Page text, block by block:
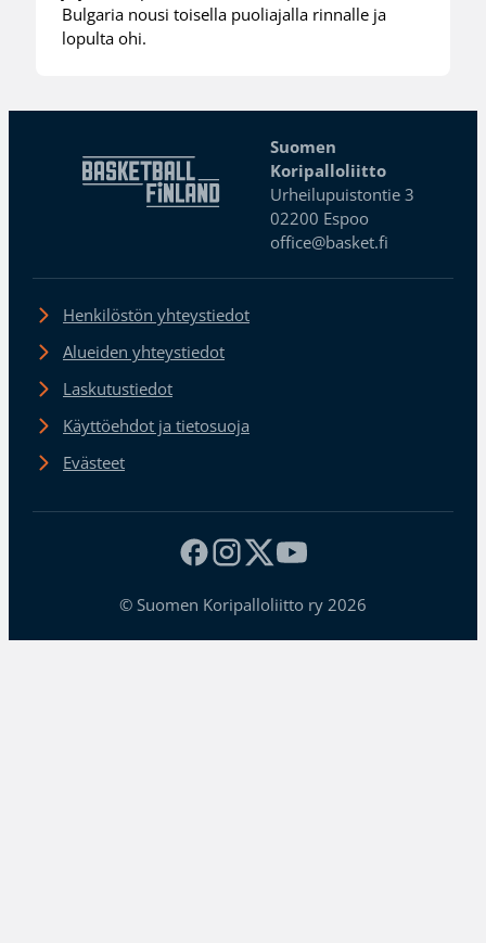
Bulgaria nousi toisella puoliajalla rinnalle ja
lopulta ohi.
Suomen
Koripalloliitto
Urheilupuistontie 3
02200 Espoo
office@basket.fi
Henkilöstön yhteystiedot
Alueiden yhteystiedot
Laskutustiedot
Käyttöehdot ja tietosuoja
Evästeet
© Suomen Koripalloliitto ry 2026